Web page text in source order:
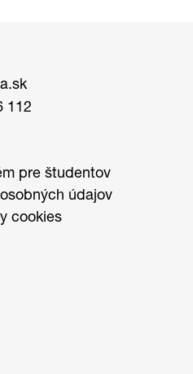
112
pre študentov
údajov
cookies